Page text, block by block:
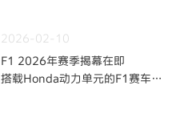
2026-02-10
F1 2026年赛季揭幕在即
搭载Honda动力单元的F1赛车